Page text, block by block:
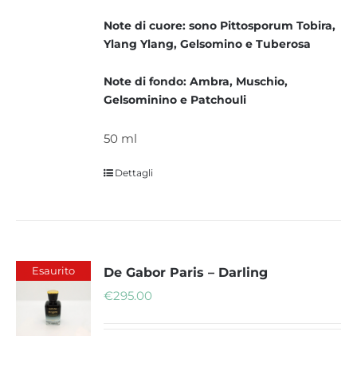
Note di cuore: sono Pittosporum Tobira,
Ylang Ylang, Gelsomino e Tuberosa
Note di fondo: Ambra, Muschio,
Gelsominino e Patchouli
50 ml
Dettagli
Esaurito
De Gabor Paris – Darling
€295.00